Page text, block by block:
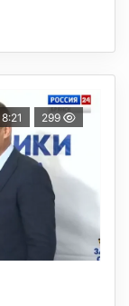
299